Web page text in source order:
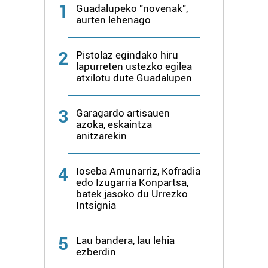
dezakezun ikusteko.
Lortu zure datu pertsonalak prozesatzeko moduari
buruzko informazio gehiago eta ezarri zure lehentasunak
datuen atalean. Edozein unetan alda edo ken dezakezu
zure baimena Cookieen adierazpenean.
Webgune honek cookie propioak eta hirugarrenen cookie-
fitxategiak erabiltzen ditu. Zure esperientzia eta
zerbitzuak hobetzeko asmoz, cookie teknologiaz
baliatzen gara. Ohar hau onartuz gero, teknologia hori
erabiltzeko baimen esplizitua ematen diguzu.
1
Guadalupeko "novenak",
aurten lehenago
2
Pistolaz egindako hiru
lapurreten ustezko egilea
atxilotu dute Guadalupen
3
Garagardo artisauen
azoka, eskaintza
anitzarekin
4
Ioseba Amunarriz, Kofradia
edo Izugarria Konpartsa,
batek jasoko du Urrezko
Intsignia
5
Lau bandera, lau lehia
ezberdin